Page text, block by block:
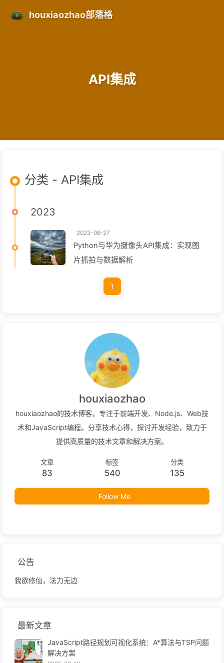
houxiaozhao部落格
API集成
分类 - API集成
2023
2023-06-27
Python与华为摄像头API集成：实现图
片抓拍与数据解析
1
houxiaozhao
houxiaozhao的技术博客，专注于前端开发、Node.js、Web技
术和JavaScript编程。分享技术心得，探讨开发经验，致力于
提供高质量的技术文章和解决方案。
文章
83
标签
540
分类
135
Follow Me
公告
我欲修仙，法力无边
最新文章
JavaScript路径规划可视化系统：A*算法与TSP问题
解决方案